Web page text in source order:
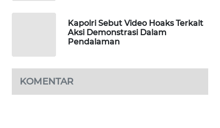
Kapolri Sebut Video Hoaks Terkait
Aksi Demonstrasi Dalam
Pendalaman
KOMENTAR
NET
WAHANA